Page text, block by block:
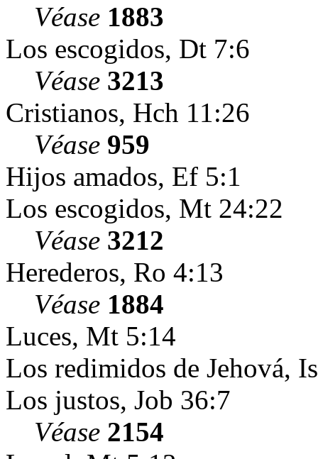
Véase 1883
Los escogidos, Dt 7:6
Véase 3213
Cristianos, Hch 11:26
Véase 959
Hijos amados, Ef 5:1
Los escogidos, Mt 24:22
Véase 3212
Herederos, Ro 4:13
Véase 1884
Luces, Mt 5:14
Los redimidos de Jehová,
Los justos, Job 36:7
Véase 2154